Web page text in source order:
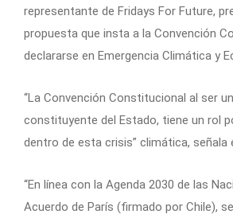
representante de Fridays For Future,
propuesta que insta a la Convención
declararse en Emergencia Climática y
“La Convención Constitucional al ser
constituyente del Estado, tiene un rol
dentro de esta crisis” climática, señala
“En línea con la Agenda 2030 de las
Acuerdo de París (firmado por Chile),